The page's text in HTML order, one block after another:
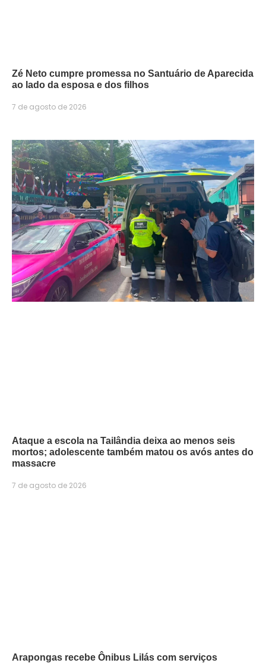
Zé Neto cumpre promessa no Santuário de Aparecida
ao lado da esposa e dos filhos
7 de agosto de 2026
Ataque a escola na Tailândia deixa ao menos seis
mortos; adolescente também matou os avós antes do
massacre
7 de agosto de 2026
Arapongas recebe Ônibus Lilás com serviços